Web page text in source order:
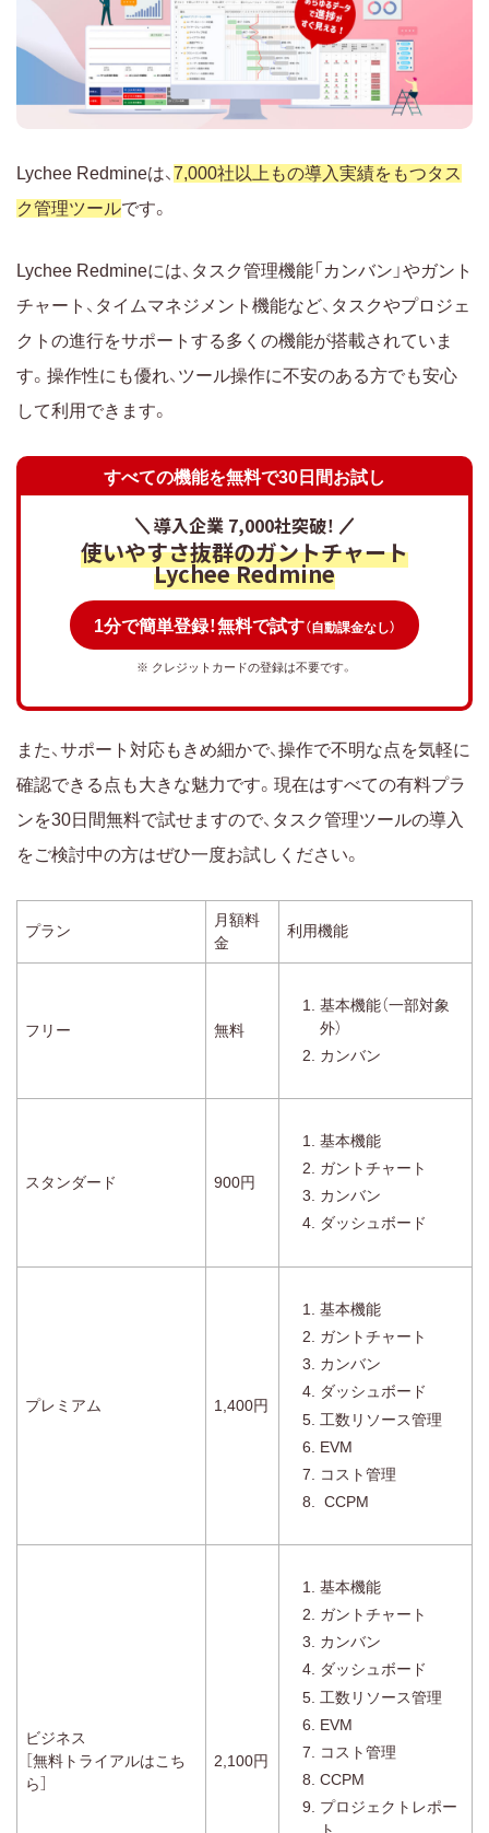
Lychee Redmineは、 7,000社以上もの導入実績をもつタス
ク管理ツールです。
Lychee Redmineには、タスク管理機能「カンバン」やガント
チャート、タイムマネジメント機能など、タスクやプロジェ
クトの進行をサポートする多くの機能が搭載されていま
す。操作性にも優れ、ツール操作に不安のある方でも安心
して利用できます。
すべての機能を無料で30日間お試し
導入企業 7,000社突破！
使いやすさ抜群のガントチャート
Lychee Redmine
1分で簡単登録！無料で試す（自動課金なし）
※ クレジットカードの登録は不要です。
また、サポート対応もきめ細かで、操作で不明な点を気軽に
確認できる点も大きな魅力です。現在はすべての有料プラ
ンを30日間無料で試せますので、タスク管理ツールの導入
をご検討中の方はぜひ一度お試しください。
プラン
月額料
金
利用機能
フリー 無料
基本機能（一部対象
外）
カンバン
スタンダード 900円
基本機能
ガントチャート
カンバン
ダッシュボード
プレミアム 1,400円
基本機能
ガントチャート
カンバン
ダッシュボード
工数リソース管理
EVM
コスト管理
CCPM
ビジネス
［無料トライアルはこち
ら］
2,100円
基本機能
ガントチャート
カンバン
ダッシュボード
工数リソース管理
EVM
コスト管理
CCPM
プロジェクトレポー